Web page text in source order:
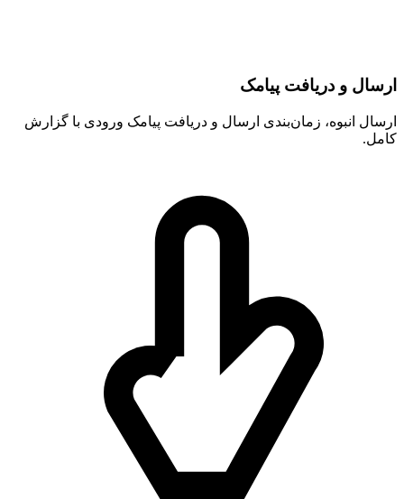
ارسال و دریافت پیامک
ارسال انبوه، زمان‌بندی ارسال و دریافت پیامک ورودی با گزارش
کامل.